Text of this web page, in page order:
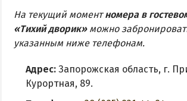
На текущий моментномера в
«Тихий дворик»можно
указанным ниже телефонам.
Адрес: Запорожская область, г.
Курортная, 89.